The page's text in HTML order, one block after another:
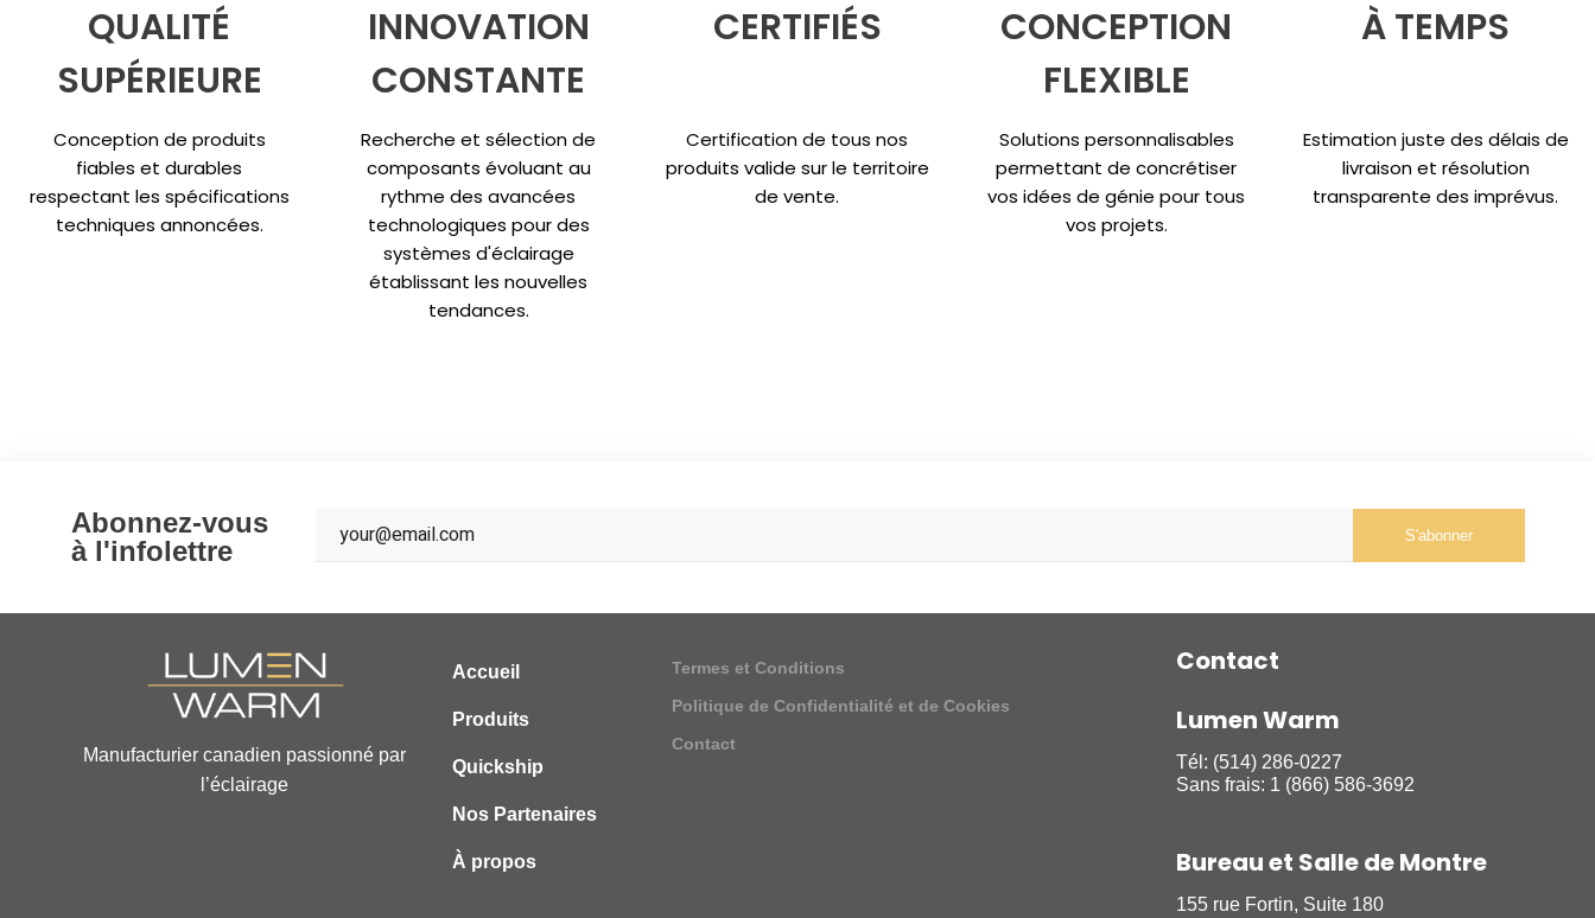
QUALITÉ
SUPÉRIEURE
Conception de produits
fiables et durables
respectant les spécifications
techniques annoncées.
INNOVATION
CONSTANTE
Recherche et sélection de
composants évoluant au
rythme des avancées
technologiques pour des
systèmes d'éclairage
établissant les nouvelles
tendances.
CERTIFIÉS
Certification de tous nos
produits valide sur le territoire
de vente.
CONCEPTION
FLEXIBLE
Solutions personnalisables
permettant de concrétiser
vos idées de génie pour tous
vos projets.
À TEMPS
Estimation juste des délais de
livraison et résolution
transparente des imprévus.
Abonnez-vous
à l'infolettre
S'abonner
Manufacturier canadien passionné par
l’éclairage
Accueil
Produits
Quickship
Nos Partenaires
À propos
Termes et Conditions
Politique de Confidentialité et de Cookies
Contact
Contact
Lumen Warm
Tél: (514) 286-0227
Sans frais: 1 (866) 586-3692
Bureau et Salle de Montre
155 rue Fortin, Suite 180